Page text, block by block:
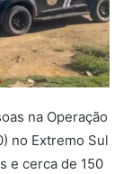
na Operação
no Extremo Sul
e cerca de 150